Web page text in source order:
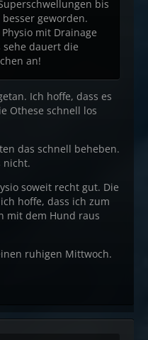
bis
geworden.
mit Drainage
sehe dauert die
an!
Ich hoffe, dass es
Othese schnell los
das schnell beheben.
nicht.
soweit recht gut. Die
hoffe, dass ich zum
mit dem Hund raus
ruhigen Mittwoch.